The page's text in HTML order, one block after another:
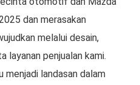
dan merasakan
melalui desain,
layanan penjualan kami.
menjadi landasan dalam